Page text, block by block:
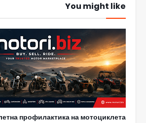
You might like
профилактика на мотоциклета